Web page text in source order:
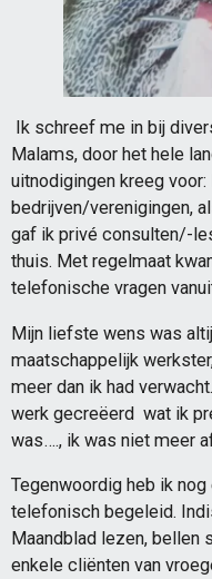
Ik schreef me in bij
Malams, door het hele
uitnodigingen kreeg
bedrijven/verenigingen,
gaf ik privé consulten/-
thuis. Met regelmaat
telefonische vragen
Mijn liefste wens was
maatschappelijk
meer dan ik had
werk gecreëerd wat ik
was…., ik was niet meer
Tegenwoordig heb ik
telefonisch begeleid.
Maandblad lezen,
enkele cliënten van